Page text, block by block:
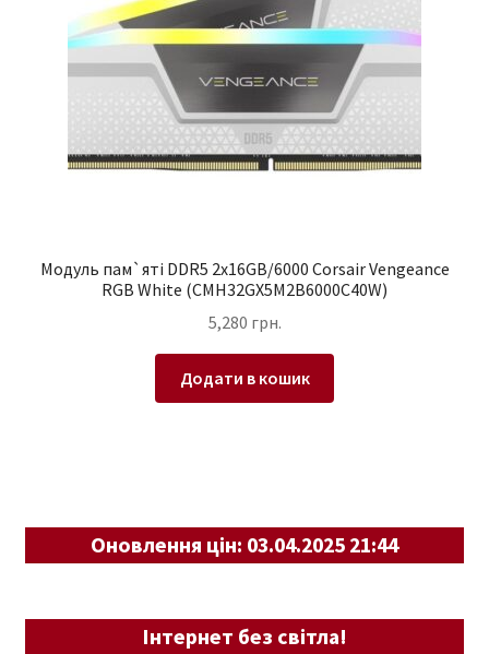
Модуль пам`ятi DDR5 2x16GB/6000 Corsair Vengeance
RGB White (CMH32GX5M2B6000C40W)
5,280 грн.
Додати в кошик
Оновлення цін: 03.04.2025 21:44
Інтернет без світла!